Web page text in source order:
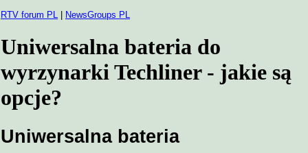
RTV forum PL NewsGroups PL
Uniwersalna bateria do
wyrzynarki Techliner - jakie są
opcje?
Uniwersalna bateria